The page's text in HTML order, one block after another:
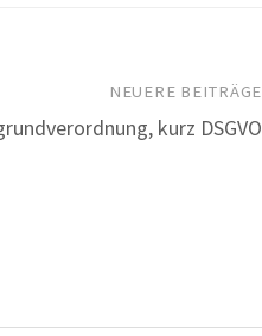
NEUERE BEITRÄGE
kurz DSGVO